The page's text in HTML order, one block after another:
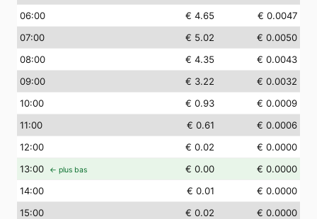
06:00 € 4.65
€ 0.0047
07:00 € 5.02
€ 0.0050
08:00 € 4.35
€ 0.0043
09:00 € 3.22
€ 0.0032
10:00 € 0.93
€ 0.0009
11:00 € 0.61
€ 0.0006
12:00 € 0.02
€ 0.0000
13:00 ← plus bas € 0.00
€ 0.0000
14:00 € 0.01
€ 0.0000
15:00 € 0.02
€ 0.0000